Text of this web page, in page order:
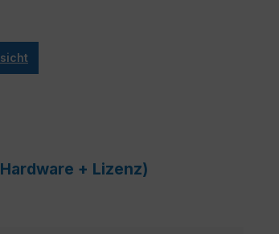
+ Lizenz)